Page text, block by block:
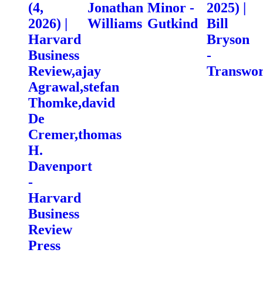
(4,
2026) |
Harvard
Business
Review,ajay
Agrawal,stefan
Thomke,david
De
Cremer,thomas
H.
Davenport
-
Harvard
Business
Review
Press
Jonathan
Williams
Minor -
Gutkind
2025) |
Bill
Bryson
-